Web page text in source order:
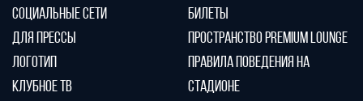
СОЦИАЛЬНЫЕ СЕТИ
ДЛЯ ПРЕССЫ
ЛОГОТИП
КЛУБНОЕ ТВ
БИЛЕТЫ
ПРОСТРАНСТВО PREMIUM LOUNGE
ПРАВИЛА ПОВЕДЕНИЯ НА
СТАДИОНЕ